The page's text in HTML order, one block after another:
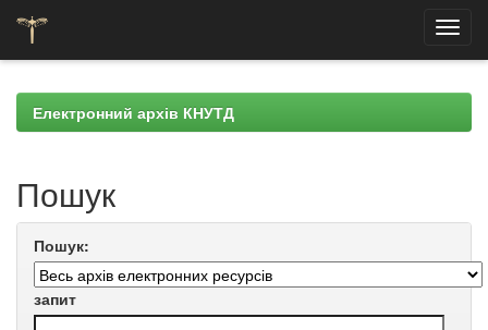
navigationЕлектронний архів КНУТД
Пошук
Пошук:
запит